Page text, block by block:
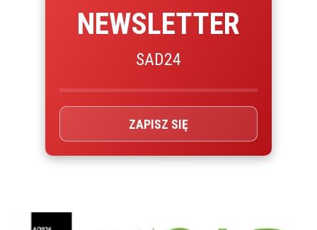
NEWSLETTER
SAD24
ZAPISZ SIĘ